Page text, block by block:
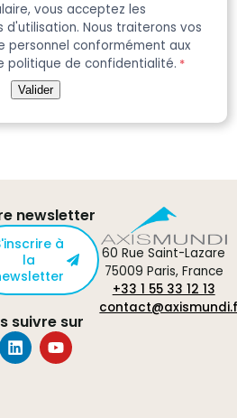
vous acceptez les
d'utilisation. Nous traiterons vos
personnel conformément aux
politique de confidentialité. *
Valider
60 Rue Saint-Lazare
75009 Paris, France
+33 1 55 33 12 13
newsletter
à
la
suivre sur